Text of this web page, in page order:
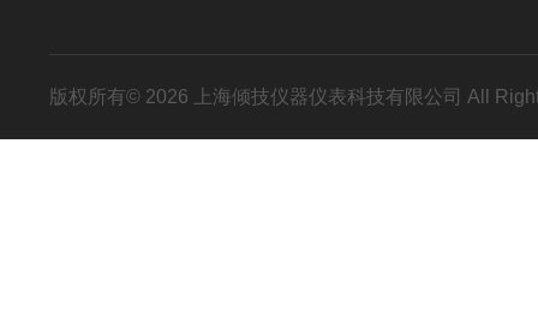
版权所有© 2026 上海倾技仪器仪表科技有限公司 All